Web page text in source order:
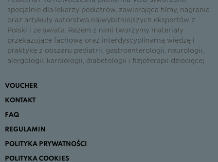
specjalnie dla lekarzy pediatrów, zawierająca filmy, nagrania
oraz artykuły autorstwa najwybitniejszych ekspertów z
Polski i ze świata. Razem z nimi tworzymy materiały
przekazujące fachową oraz interdyscyplinarną wiedzę i
praktykę z obszaru pediatrii, gastroenterologii, neurologii,
alergologii, kardiologii, diabetologii i fizjoterapii dziecięcej.
VOUCHER
KONTAKT
FAQ
REGULAMIN
POLITYKA PRYWATNOŚCI
POLITYKA COOKIES